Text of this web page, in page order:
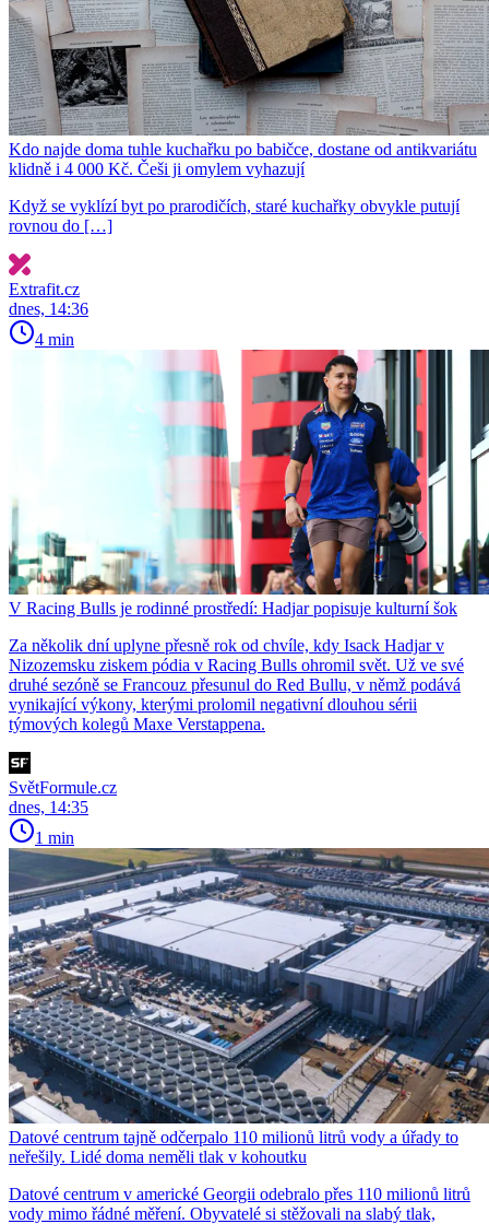
Kdo najde doma tuhle kuchařku po babičce, dostane od antikvariátu
klidně i 4 000 Kč. Češi ji omylem vyhazují
Když se vyklízí byt po prarodičích, staré kuchařky obvykle putují
rovnou do […]
Extrafit.cz
dnes, 14:36
4 min
V Racing Bulls je rodinné prostředí: Hadjar popisuje kulturní šok
Za několik dní uplyne přesně rok od chvíle, kdy Isack Hadjar v
Nizozemsku ziskem pódia v Racing Bulls ohromil svět. Už ve své
druhé sezóně se Francouz přesunul do Red Bullu, v němž podává
vynikající výkony, kterými prolomil negativní dlouhou sérii
týmových kolegů Maxe Verstappena.
SvětFormule.cz
dnes, 14:35
1 min
Datové centrum tajně odčerpalo 110 milionů litrů vody a úřady to
neřešily. Lidé doma neměli tlak v kohoutku
Datové centrum v americké Georgii odebralo přes 110 milionů litrů
vody mimo řádné měření. Obyvatelé si stěžovali na slabý tlak,